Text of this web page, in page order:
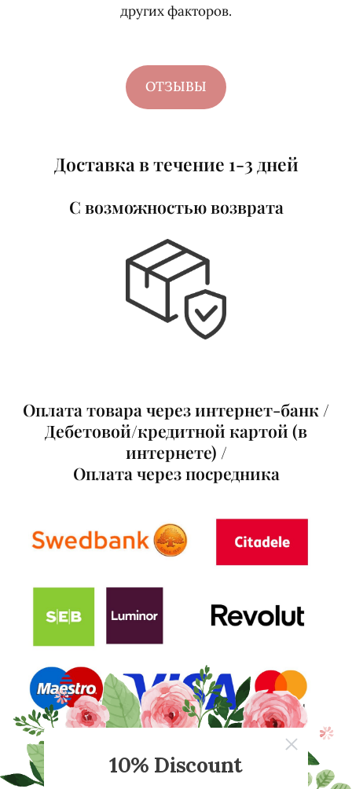
других факторов.
ОТЗЫВЫ
Доставка в течение 1-3 дней
С возможностью возврата
Оплата товара через интернет-банк /
Дебетовой/кредитной картой (в
интернете) /
Оплата через посредника